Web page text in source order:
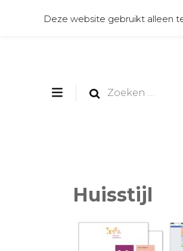
Zoeken
Huisstijl
Deze website gebruikt alleen